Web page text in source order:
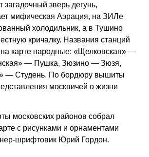
загадочный зверь дегунь,
мифическая Аэрация, на ЗИЛе
холодильник, а в Тушино
кричалку. Названия станций
карте народные: «Щелковская» —
— Пушка, Зюзино — Зюзя,
— Студень. По бордюру вышиты
москвичей о жизни
московских районов собрал
с рисунками и орнаментами
шрифтовик Юрий Гордон.